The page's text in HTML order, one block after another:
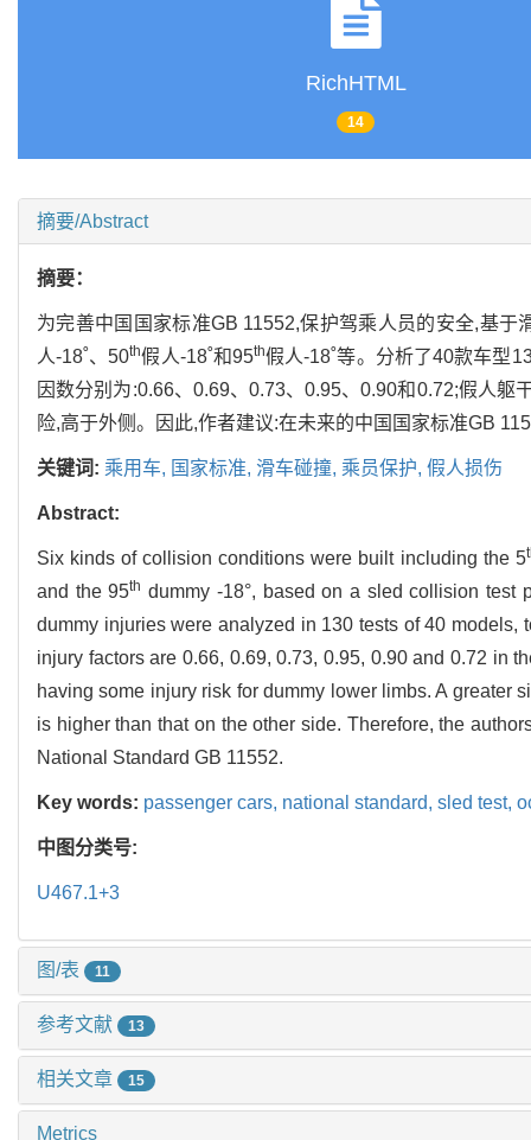
RichHTML
14
摘要/Abstract
摘要：
为完善中国国家标准GB 11552,保护驾乘人员的安全,基
人-18˚、50th假人-18˚和95th假人-18˚等。分析了40款车型
因数分别为:0.66、0.69、0.73、0.95、0.90和0.72;假人
险,高于外侧。因此,作者建议:在未来的中国国家标准GB
关键词: 乘用车, 国家标准, 滑车碰撞, 乘员保护, 假人损伤
Abstract:
Six kinds of collision conditions were built including the 5
and the 95th dummy -18°, based on a sled collision test
dummy injuries were analyzed in 130 tests of 40
injury factors are 0.66, 0.69, 0.73, 0.95, 0.90 and 0.72 in
having some injury risk for dummy lower limbs. A greater
is higher than that on the other side. Therefore, the
National Standard GB 11552.
Key words: passenger cars, national standard, sled test,
中图分类号:
U467.1+3
图/表 11
参考文献 13
相关文章 15
Metrics